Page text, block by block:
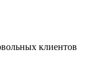
клиентов